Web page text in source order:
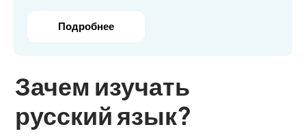
Подробнее
Зачем изучать
русский язык?